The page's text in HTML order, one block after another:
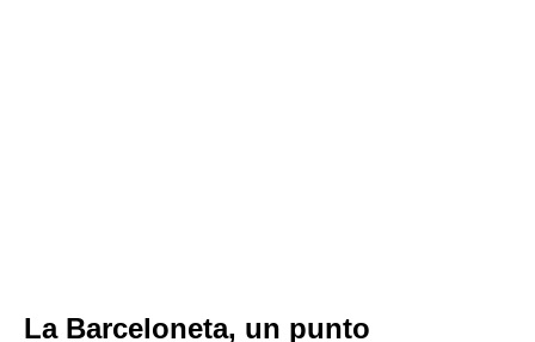
La Barceloneta, un punto